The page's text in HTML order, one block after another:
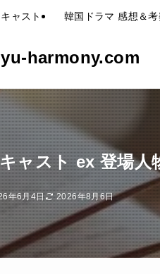
harmony.com
ャスト 韓国ドラマ 感想＆
ャスト ex 登場
年6月4日 2026年8月6日